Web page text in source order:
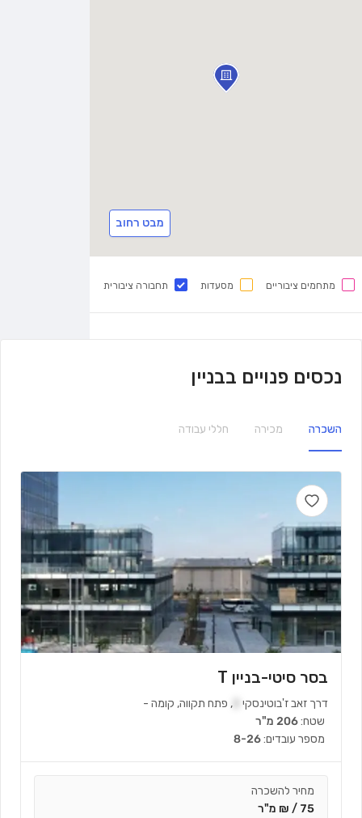
מבט רחוב
מתחמים ציבוריים מסעדות תחבורה ציבורית
נכסים פנויים בבניין
השכרה מכירה חללי עבודה
בסר סיטי-בניין T
דרך זאב ז'בוטינסקי , פתח תקווה, קומה -
שטח:206 מ"ר
מספר עובדים:8-26
מחיר להשכרה
75 / ₪ מ"ר